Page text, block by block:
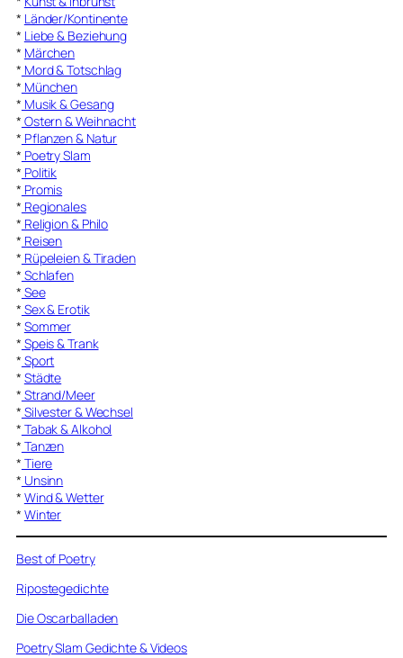
* Länder/Kontinente
* Liebe & Beziehung
* Märchen
* Mord & Totschlag
* München
* Musik & Gesang
* Ostern & Weihnacht
* Pflanzen & Natur
* Poetry Slam
* Politik
* Promis
* Regionales
* Religion & Philo
* Reisen
* Rüpeleien & Tiraden
* Schlafen
* See
* Sex & Erotik
* Sommer
* Speis & Trank
* Sport
* Städte
* Strand/Meer
* Silvester & Wechsel
* Tabak & Alkohol
* Tanzen
* Tiere
* Unsinn
* Wind & Wetter
* Winter
Best of Poetry
Ripostegedichte
Die Oscarballaden
Poetry Slam Gedichte & Videos